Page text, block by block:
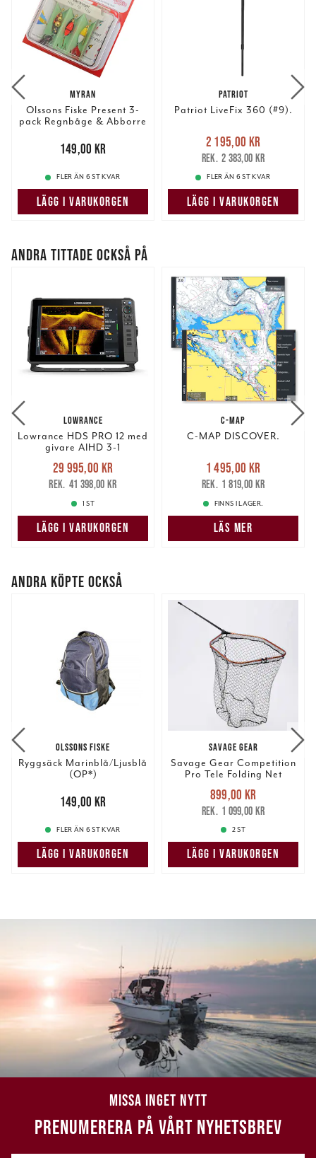
MYRAN
Olssons Fiske Present 3-
pack Regnbåge & Abborre
149,00 kr
149,00 kr
FLER ÄN 6 ST KVAR
LÄGG I VARUKORGEN
PATRIOT
Patriot LiveFix 360 (#9).
Nuvarande pris
2 195,00 krTidigare pris
2 383,00 kr
2 195,00 kr
2 383,00 kr
FLER ÄN 6 ST KVAR
LÄGG I VARUKORGEN
ANDRA TITTADE OCKSÅ PÅ
LOWRANCE
Lowrance HDS PRO 12 med
givare AIHD 3-1
Nuvarande pris
29 995,00 krTidigare pris
41 398,00 kr
29 995,00 kr
41 398,00 kr
1 ST
LÄGG I VARUKORGEN
C-MAP
C-MAP DISCOVER.
Nuvarande pris
1 495,00 krTidigare pris
1 819,00 kr
1 495,00 kr
1 819,00 kr
FINNS I LAGER.
LÄS MER
ANDRA KÖPTE OCKSÅ
OLSSONS FISKE
Ryggsäck Marinblå/Ljusblå
(OP*)
149,00 kr
149,00 kr
FLER ÄN 6 ST KVAR
LÄGG I VARUKORGEN
SAVAGE GEAR
Savage Gear Competition
Pro Tele Folding Net
Nuvarande pris
899,00 krTidigare pris
1 099,00 kr
899,00 kr
1 099,00 kr
2 ST
LÄGG I VARUKORGEN
MISSA INGET NYTT
PRENUMERERA PÅ VÅRT NYHETSBREV